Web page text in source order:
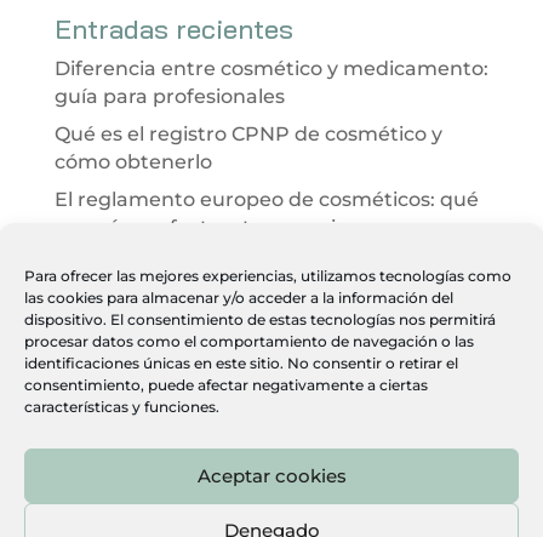
Para ofrecer las mejores experiencias, utilizamos tecnologías como
las cookies para almacenar y/o acceder a la información del
dispositivo. El consentimiento de estas tecnologías nos permitirá
procesar datos como el comportamiento de navegación o las
identificaciones únicas en este sitio. No consentir o retirar el
consentimiento, puede afectar negativamente a ciertas
características y funciones.
Aceptar cookies
Denegado
Entradas recientes
Diferencia entre cosmético y medicamento:
guía para profesionales
Qué es el registro CPNP de cosmético y
cómo obtenerlo
El reglamento europeo de cosméticos: qué
es y cómo afecta a tu negocio
Evaluación de seguridad cosmética 2026:
qué es y cómo ayuda a tu clínica
Desarrollo integral de productos
cosméticos paso a paso
Heber Farma, S.L. · C. Gamonal, 5, planta 3, Nave 1, Villa de
Vallecas, 28031 Madrid ·915 046 949